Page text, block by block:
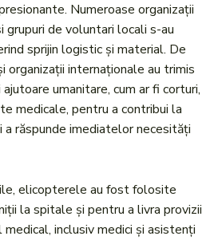
Numeroase organizații
grupuri de voluntari locali s-au
sprijin logistic și material. De
organizații internaționale au trimis
umanitare, cum ar fi corturi,
medicale, pentru a contribui la
răspunde imediatelor necesități
elicopterele au fost folosite
la spitale și pentru a livra provizii
inclusiv medici și asistenți